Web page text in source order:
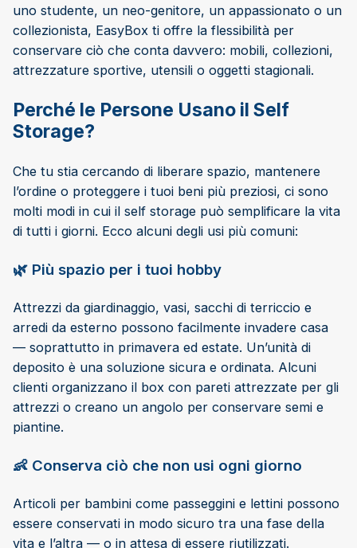
uno studente, un neo-genitore, un appassionato o un
collezionista, EasyBox ti offre la flessibilità per
conservare ciò che conta davvero: mobili, collezioni,
attrezzature sportive, utensili o oggetti stagionali.
Perché le Persone Usano il Self
Storage?
Che tu stia cercando di liberare spazio, mantenere
l’ordine o proteggere i tuoi beni più preziosi, ci sono
molti modi in cui il self storage può semplificare la vita
di tutti i giorni. Ecco alcuni degli usi più comuni:
🌿 Più spazio per i tuoi hobby
Attrezzi da giardinaggio, vasi, sacchi di terriccio e
arredi da esterno possono facilmente invadere casa
— soprattutto in primavera ed estate. Un’unità di
deposito è una soluzione sicura e ordinata. Alcuni
clienti organizzano il box con pareti attrezzate per gli
attrezzi o creano un angolo per conservare semi e
piantine.
👶 Conserva ciò che non usi ogni giorno
Articoli per bambini come passeggini e lettini possono
essere conservati in modo sicuro tra una fase della
vita e l’altra — o in attesa di essere riutilizzati.